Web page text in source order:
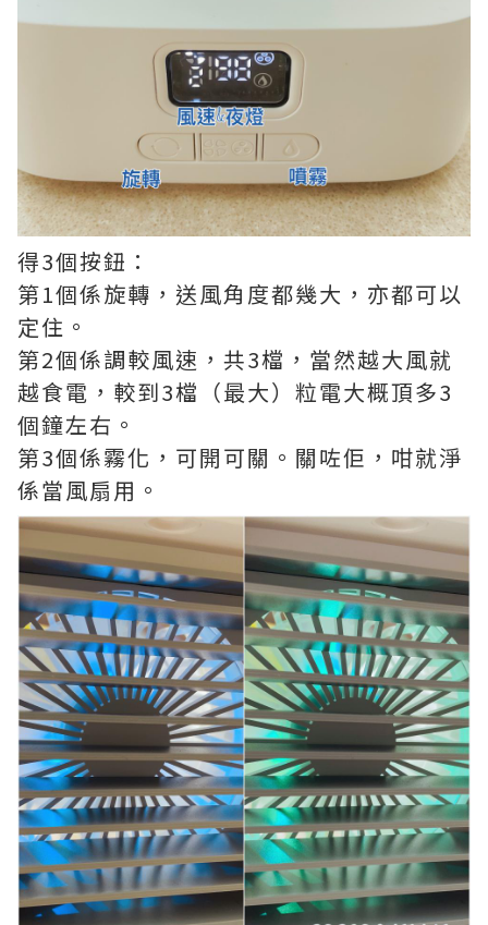
得3個按鈕：
第1個係旋轉，送風角度都幾大，亦都可以
定住。
第2個係調較風速，共3檔，當然越大風就
越食電，較到3檔（最大）粒電大概頂多3
個鐘左右。
第3個係霧化，可開可關。關咗佢，咁就淨
係當風扇用。